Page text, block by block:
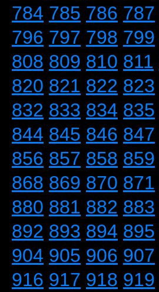
784 785 786 787
796 797 798 799
808 809 810 811
820 821 822 823
832 833 834 835
844 845 846 847
856 857 858 859
868 869 870 871
880 881 882 883
892 893 894 895
904 905 906 907
916 917 918 919